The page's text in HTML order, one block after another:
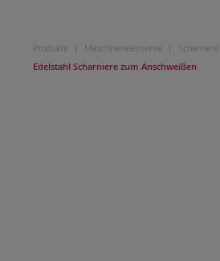
Produkte | Maschinenelemente | Scharniere
Edelstahl Scharniere zum Anschweißen